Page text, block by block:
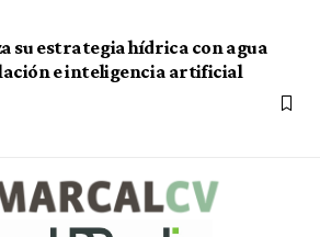
su estrategia hídrica con agua
e inteligencia artificial